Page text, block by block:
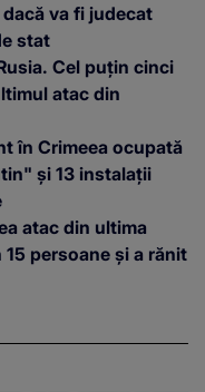
va fi judecat
stat
Cel puțin cinci
atac din
în Crimeea ocupată
și 13 instalații
atac din ultima
persoane și a rănit